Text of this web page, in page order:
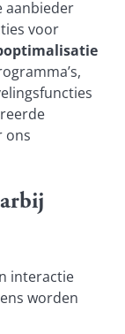
aanbieder
voor
ons
interactie
worden